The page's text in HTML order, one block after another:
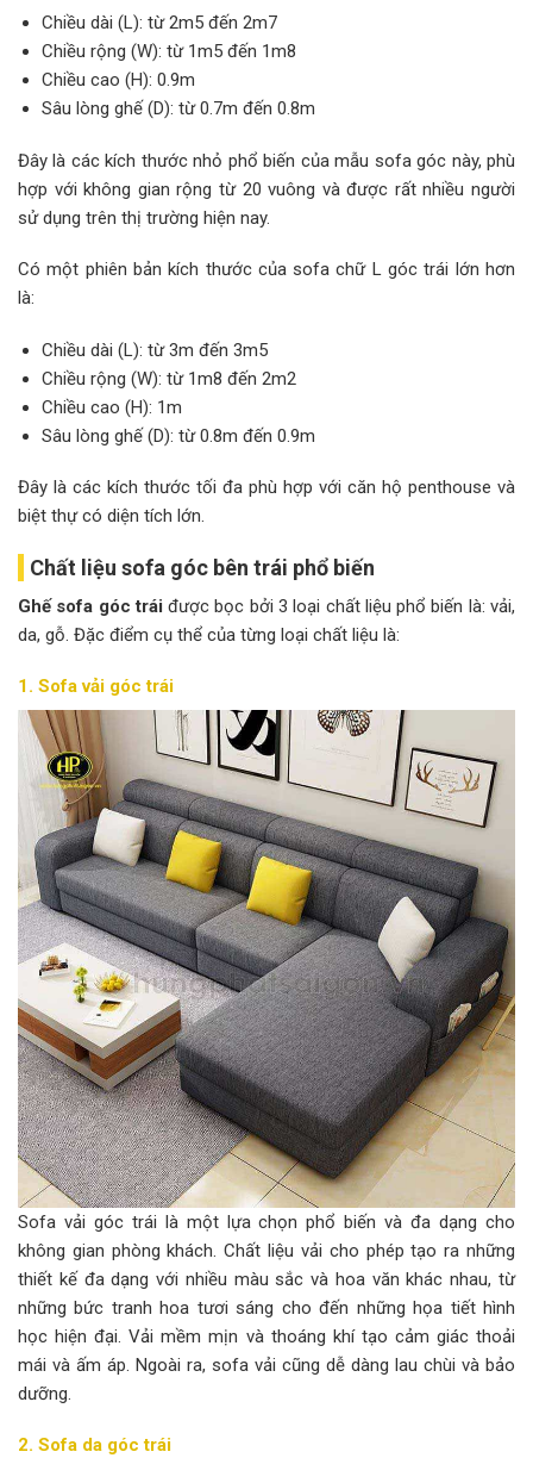
Chiều dài (L): từ 2m5 đến 2m7
Chiều rộng (W): từ 1m5 đến 1m8
Chiều cao (H): 0.9m
Sâu lòng ghế (D): từ 0.7m đến 0.8m
Đây là các kích thước nhỏ phổ biến của mẫu sofa góc này, phù
hợp với không gian rộng từ 20 vuông và được rất nhiều người
sử dụng trên thị trường hiện nay.
Có một phiên bản kích thước của sofa chữ L góc trái lớn hơn
là:
Chiều dài (L): từ 3m đến 3m5
Chiều rộng (W): từ 1m8 đến 2m2
Chiều cao (H): 1m
Sâu lòng ghế (D): từ 0.8m đến 0.9m
Đây là các kích thước tối đa phù hợp với căn hộ penthouse và
biệt thự có diện tích lớn.
Chất liệu sofa góc bên trái phổ biến
Ghế sofa góc trái được bọc bởi 3 loại chất liệu phổ biến là: vải,
da, gỗ. Đặc điểm cụ thể của từng loại chất liệu là:
1. Sofa vải góc trái
Sofa vải góc trái là một lựa chọn phổ biến và đa dạng cho
không gian phòng khách. Chất liệu vải cho phép tạo ra những
thiết kế đa dạng với nhiều màu sắc và hoa văn khác nhau, từ
những bức tranh hoa tươi sáng cho đến những họa tiết hình
học hiện đại. Vải mềm mịn và thoáng khí tạo cảm giác thoải
mái và ấm áp. Ngoài ra, sofa vải cũng dễ dàng lau chùi và bảo
dưỡng.
2. Sofa da góc trái